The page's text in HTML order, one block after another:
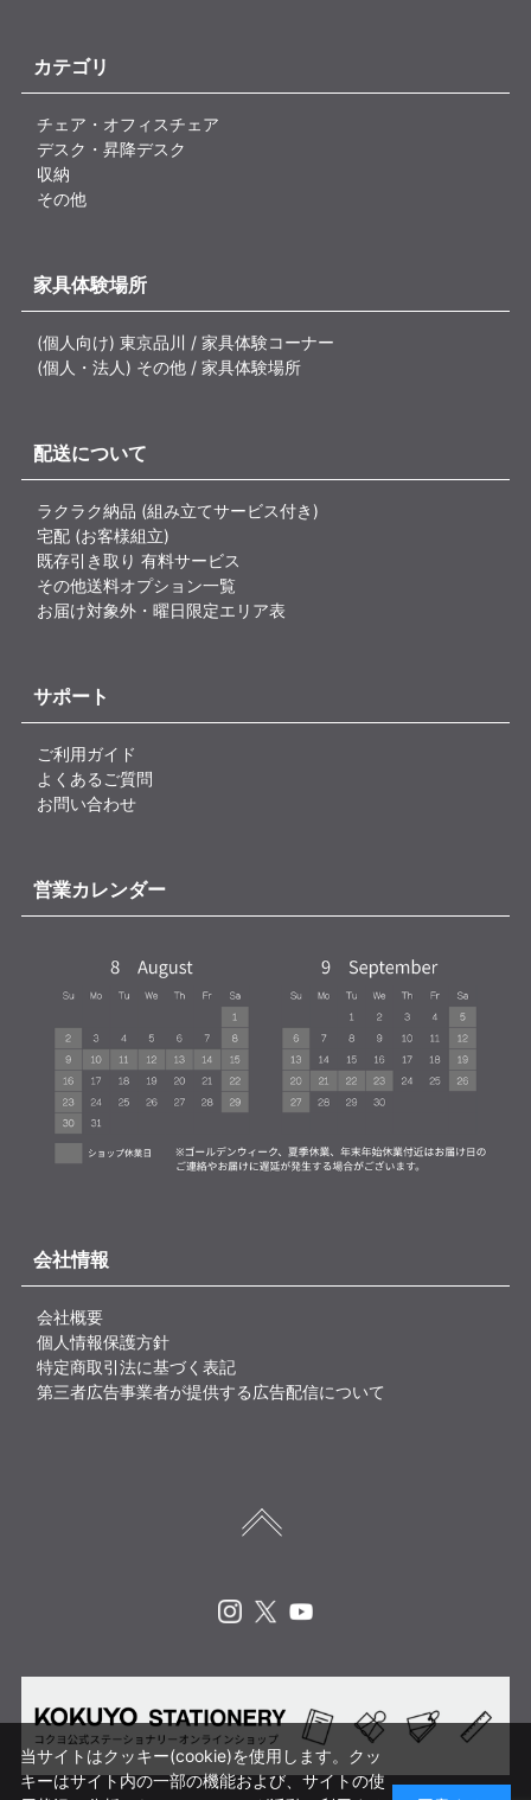
カテゴリ
チェア・オフィスチェア
デスク・昇降デスク
収納
その他
家具体験場所
(個人向け) 東京品川 / 家具体験コーナー
(個人・法人) その他 / 家具体験場所
配送について
ラクラク納品 (組み立てサービス付き)
宅配 (お客様組立)
既存引き取り 有料サービス
その他送料オプション一覧
お届け対象外・曜日限定エリア表
サポート
ご利用ガイド
よくあるご質問
お問い合わせ
営業カレンダー
会社情報
会社概要
個人情報保護方針
特定商取引法に基づく表記
第三者広告事業者が提供する広告配信について
当サイトはクッキー(cookie)を使用します。クッ
キーはサイト内の一部の機能および、サイトの使